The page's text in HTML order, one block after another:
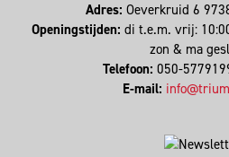
Adres: Oeverkruid 6
Openingstijden: di t.e.m. vrij:
zon & ma
Telefoon: 050-
E-mail: